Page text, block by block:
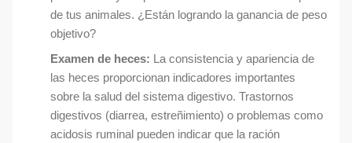
de tus animales. ¿Están logrando la ganancia de peso
objetivo?
Examen de heces: La consistencia y apariencia de
las heces proporcionan indicadores importantes
sobre la salud del sistema digestivo. Trastornos
digestivos (diarrea, estreñimiento) o problemas como
acidosis ruminal pueden indicar que la ración